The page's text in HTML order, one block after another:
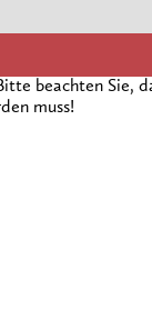
beachten Sie,
muss!